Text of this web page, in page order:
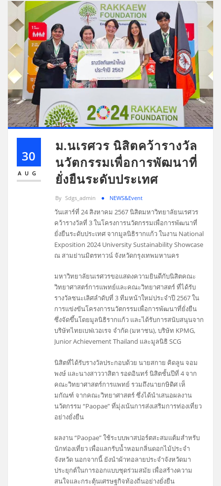
30
AUG
ม.นเรศวร นิสิตคว้ารางวัล
นวัตกรรมเพื่อการพัฒนาที่
ยั่งยืนระดับประเทศ
By Sdgs_admin NEWS&Event
วันเสาร์ที่ 24 สิงหาคม 2567 นิสิตมหาวิทยาลัยนเรศวร
คว้ารางวัลที่ 3 ในโครงการนวัตกรรมเพื่อการพัฒนาที่
ยั่งยืนระดับประเทศ จากมูลนิธิรากแก้ว ในงาน National
Exposition 2024 University Sustainability Showcase
ณ สามย่านมิตรทาวน์ จังหวัดกรุงเทพมหานคร
มหาวิทยาลัยนเรศวรขอแสดงความยินดีกับนิสิตคณะ
วิทยาศาสตร์การแพทย์และคณะวิทยาศาสตร์ ที่ได้รับ
รางวัลชนะเลิศลำดับที่ 3 ทีมหน้าใหม่ประจำปี 2567 ใน
การแข่งขันโครงการนวัตกรรมเพื่อการพัฒนาที่ยั่งยืน
ซึ่งจัดขึ้นโดยมูลนิธิรากแก้ว และได้รับการสนับสนุนจาก
บริษัทไทยเบฟเวอเรจ จำกัด (มหาชน), บริษัท KPMG,
Junior Achievement Thailand และมูลนิธิ SCG
นิสิตที่ได้รับรางวัลประกอบด้วย นายสกาย คิดลูน จอม
พงษ์ และนางสาววาสิตา รอดอินทร์ นิสิตชั้นปีที่ 4 จาก
คณะวิทยาศาสตร์การแพทย์ รวมถึงนายกษิดิศ เห็
มกัณฑ์ จากคณะวิทยาศาสตร์ ซึ่งได้นำเสนอผลงาน
นวัตกรรม “Paopae” ที่มุ่งเน้นการส่งเสริมการท่องเที่ยว
อย่างยั่งยืน
ผลงาน “Paopae” ใช้ระบบพาสปอร์ตสะสมแต้มสำหรับ
นักท่องเที่ยว เพื่อแลกรับน้ำหอมกลิ่นดอกไม้ประจำ
จังหวัด นอกจากนี้ ยังนำผ้าทอลายประจำจังหวัดมา
ประยุกต์ในการออกแบบชุดร่วมสมัย เพื่อสร้างความ
สนใจและกระตุ้นเศรษฐกิจท้องถิ่นอย่างยั่งยืน